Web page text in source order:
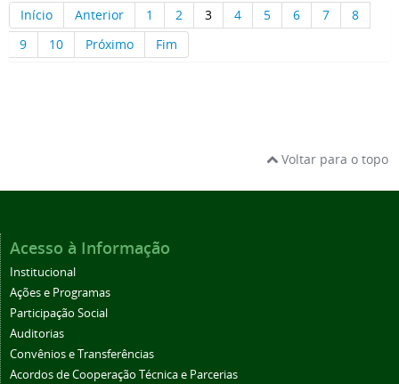
Início
Anterior 1 2 3 4 5 6 7
8
9
10 Próximo Fim
Voltar para o topo
Acesso à Informação
Institucional
Ações e Programas
Participação Social
Auditorias
Convênios e Transferências
Acordos de Cooperação Técnica e Parcerias